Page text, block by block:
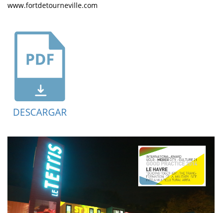
www.fortdetourneville.com
DESCARGAR